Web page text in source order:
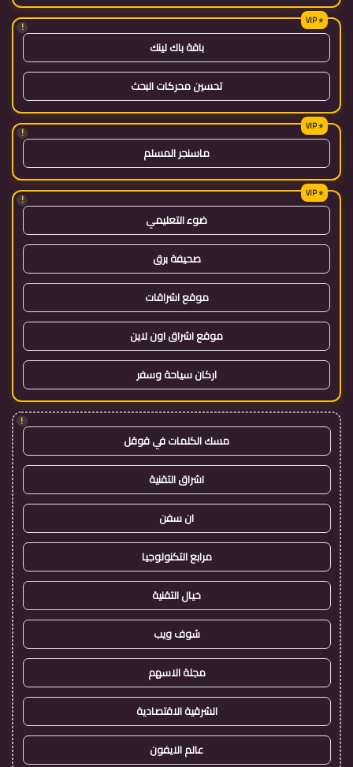
!
باقة باك لينك
تحسين محركات البحث
!
ماسنجر المسلم
!
ضوء التعليمي
صحيفة برق
موقع اشراقات
موقع اشراق اون لاين
اركان سياحة وسفر
!
مسك الكلمات في قوقل
اشراق التقنية
ان سفن
مرابع التكنولوجيا
خيال التقنية
شوف ويب
مجلة الاسهم
الشرقية الاقتصادية
عالم الايفون